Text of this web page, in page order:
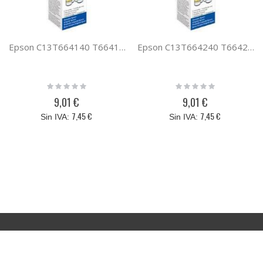
Epson C13T664140 T6641 CARTUCHO ECOTANK NEGRO 70ML
Rating:
9,01 €
7,45 €
Epson C13T664240 T6642 CARTUCHO ECOTANK CIAN 70ML
Rating:
9,01 €
7,45 €